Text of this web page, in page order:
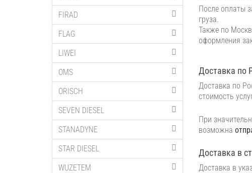
FIRAD
FLAG
LIWEI
OMS
ORISCH
SEVEN DIESEL
STANADYNE
STAR DIESEL
WUZETEM
После оплаты
груза.
Также по
оформления
Доставка по
Доставка по
стоимость
При
возможна
Доставка в
Доставка в